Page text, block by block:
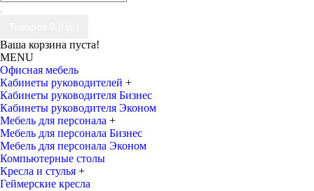
Ваша корзина пуста!
MENU
Офисная мебель
Кабинеты руководителей +
Кабинеты руководителя Бизнес
Кабинеты руководителя Эконом
Мебель для персонала +
Мебель для персонала Бизнес
Мебель для персонала Эконом
Компьютерные столы
Кресла и стулья +
Геймерские кресла